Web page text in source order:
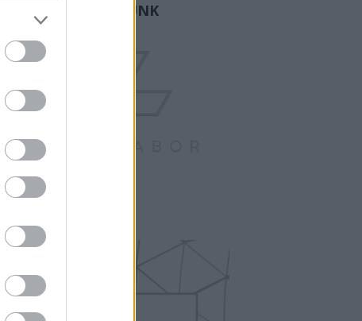
EGY FAMÍLIA VAGYUNK